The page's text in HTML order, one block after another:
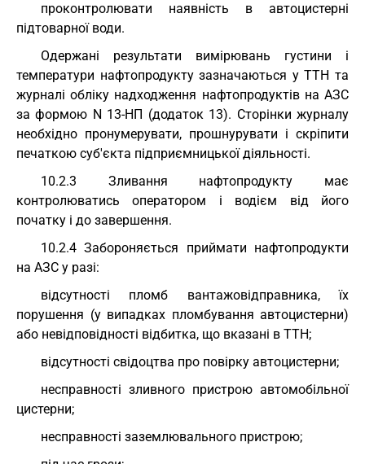
проконтролювати наявність в автоцистерні
підтоварної води.
Одержані результати вимірювань густини і
температури нафтопродукту зазначаються у ТТН та
журналі обліку надходження нафтопродуктів на АЗС
за формою N 13-НП (додаток 13). Сторінки журналу
необхідно пронумерувати, прошнурувати і скріпити
печаткою суб'єкта підприємницької діяльності.
10.2.3 Зливання нафтопродукту має
контролюватись оператором і водієм від його
початку і до завершення.
10.2.4 Забороняється приймати нафтопродукти
на АЗС у разі:
відсутності пломб вантажовідправника, їх
порушення (у випадках пломбування автоцистерни)
або невідповідності відбитка, що вказані в ТТН;
відсутності свідоцтва про повірку автоцистерни;
несправності зливного пристрою автомобільної
цистерни;
несправності заземлювального пристрою;